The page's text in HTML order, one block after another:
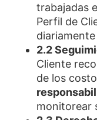
trabajadas
Perfil de
2.2
Cliente
de los
monitorear